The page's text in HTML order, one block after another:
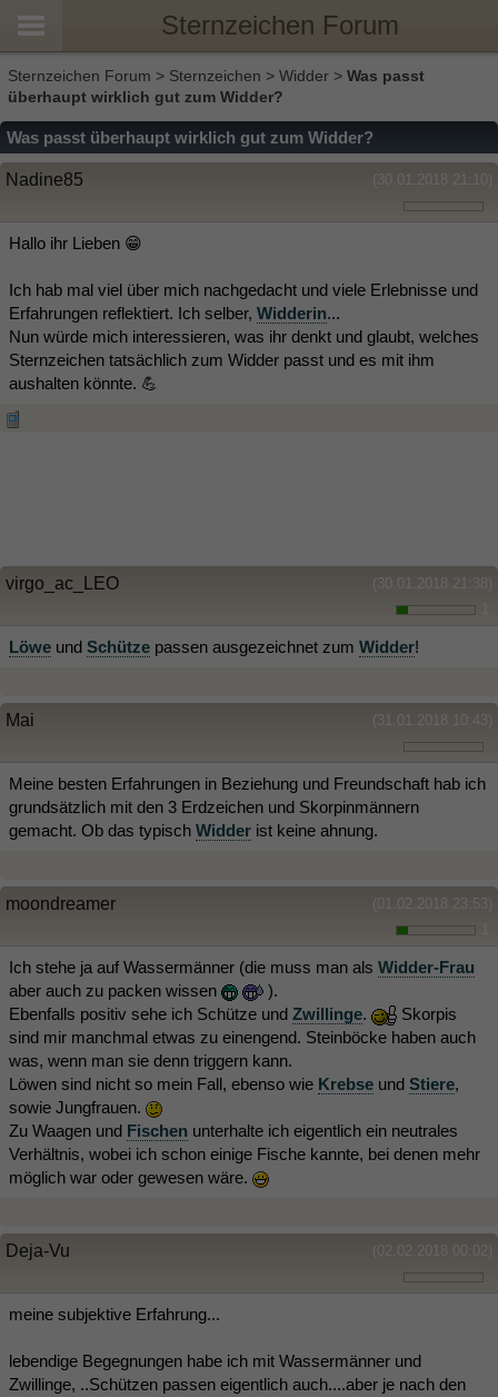
Sternzeichen Forum
Sternzeichen Forum > Sternzeichen > Widder > Was passt
überhaupt wirklich gut zum Widder?
Was passt überhaupt wirklich gut zum Widder?
(30.01.2018 21:10)
Nadine85
Hallo ihr Lieben 😁
Ich hab mal viel über mich nachgedacht und viele Erlebnisse und
Erfahrungen reflektiert. Ich selber, Widderin...
Nun würde mich interessieren, was ihr denkt und glaubt, welches
Sternzeichen tatsächlich zum Widder passt und es mit ihm
aushalten könnte. 💪
(30.01.2018 21:38)
virgo_ac_LEO
Löwe und Schütze passen ausgezeichnet zum Widder!
(31.01.2018 10:43)
Mai
Meine besten Erfahrungen in Beziehung und Freundschaft hab ich
grundsätzlich mit den 3 Erdzeichen und Skorpinmännern
gemacht. Ob das typisch Widder ist keine ahnung.
(01.02.2018 23:53)
moondreamer
Ich stehe ja auf Wassermänner (die muss man als Widder-Frau
aber auch zu packen wissen
).
Ebenfalls positiv sehe ich Schütze und Zwillinge.
Skorpis
sind mir manchmal etwas zu einengend. Steinböcke haben auch
was, wenn man sie denn triggern kann.
Löwen sind nicht so mein Fall, ebenso wie Krebse und Stiere,
sowie Jungfrauen.
Zu Waagen und Fischen unterhalte ich eigentlich ein neutrales
Verhältnis, wobei ich schon einige Fische kannte, bei denen mehr
möglich war oder gewesen wäre.
(02.02.2018 00:02)
Deja-Vu
meine subjektive Erfahrung...
lebendige Begegnungen habe ich mit Wassermänner und
Zwillinge, ..Schützen passen eigentlich auch....aber je nach den